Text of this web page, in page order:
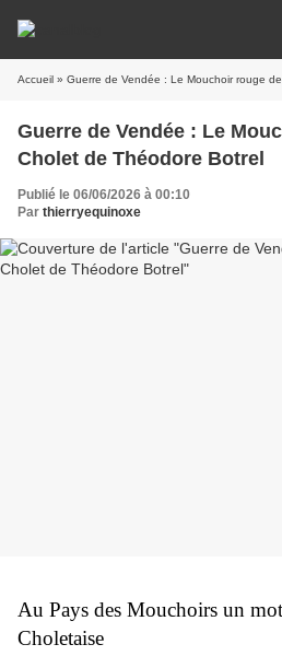
Accueil » Guerre de Vendée : Le Mouchoir rouge
Guerre de Vendée : Le
Cholet de Théodore Botrel
Publié le 06/06/2026 à 00:10
Par thierryequinoxe
Au Pays des Mouchoirs un
Choletaise